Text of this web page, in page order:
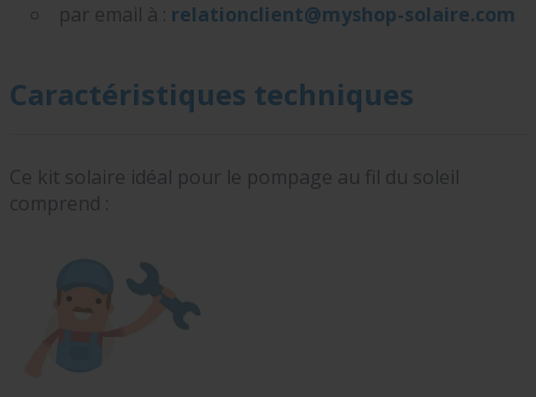
par email à : relationclient@myshop-solaire.com
Caractéristiques techniques
Ce kit solaire idéal pour le pompage au fil du soleil
comprend :